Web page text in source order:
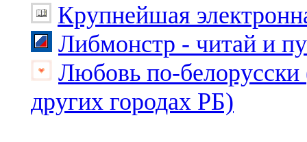
Крупнейшая
Либмонстр - читай и
Любовь по-белорусски
других городах РБ)